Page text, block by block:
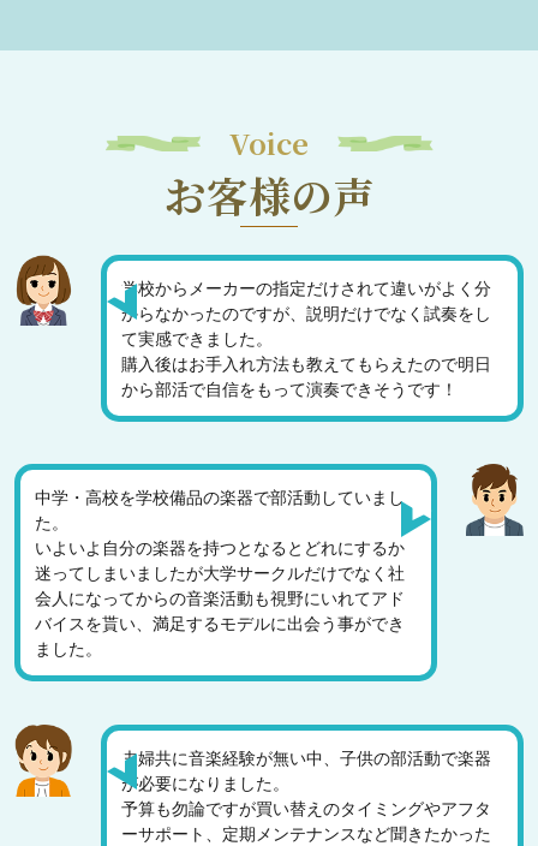
Voice
お客様の声
学校からメーカーの指定だけされて違いがよく分
からなかったのですが、説明だけでなく試奏をし
て実感できました。
購入後はお手入れ方法も教えてもらえたので明日
から部活で自信をもって演奏できそうです！
中学・高校を学校備品の楽器で部活動していまし
た。
いよいよ自分の楽器を持つとなるとどれにするか
迷ってしまいましたが大学サークルだけでなく社
会人になってからの音楽活動も視野にいれてアド
バイスを貰い、満足するモデルに出会う事ができ
ました。
夫婦共に音楽経験が無い中、子供の部活動で楽器
が必要になりました。
予算も勿論ですが買い替えのタイミングやアフタ
ーサポート、定期メンテナンスなど聞きたかった